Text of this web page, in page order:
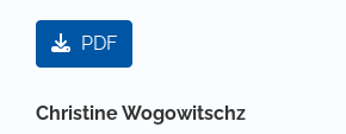
Artikel-Sidebar
PDF
Hauptsächlicher
Christine Wogowitschz